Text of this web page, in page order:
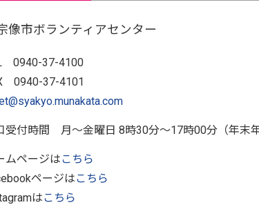
像市ボランティアセンター
0940-37-4100
0940-37-4101
受付時間 月〜金曜日 8時30分〜17時00分（年末
ムページはこちら
ページはこちら
はこちら